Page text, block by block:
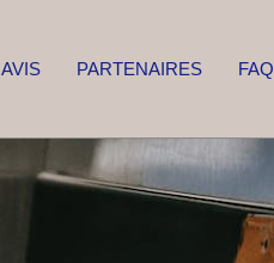
AVIS PARTENAIRES FAQ